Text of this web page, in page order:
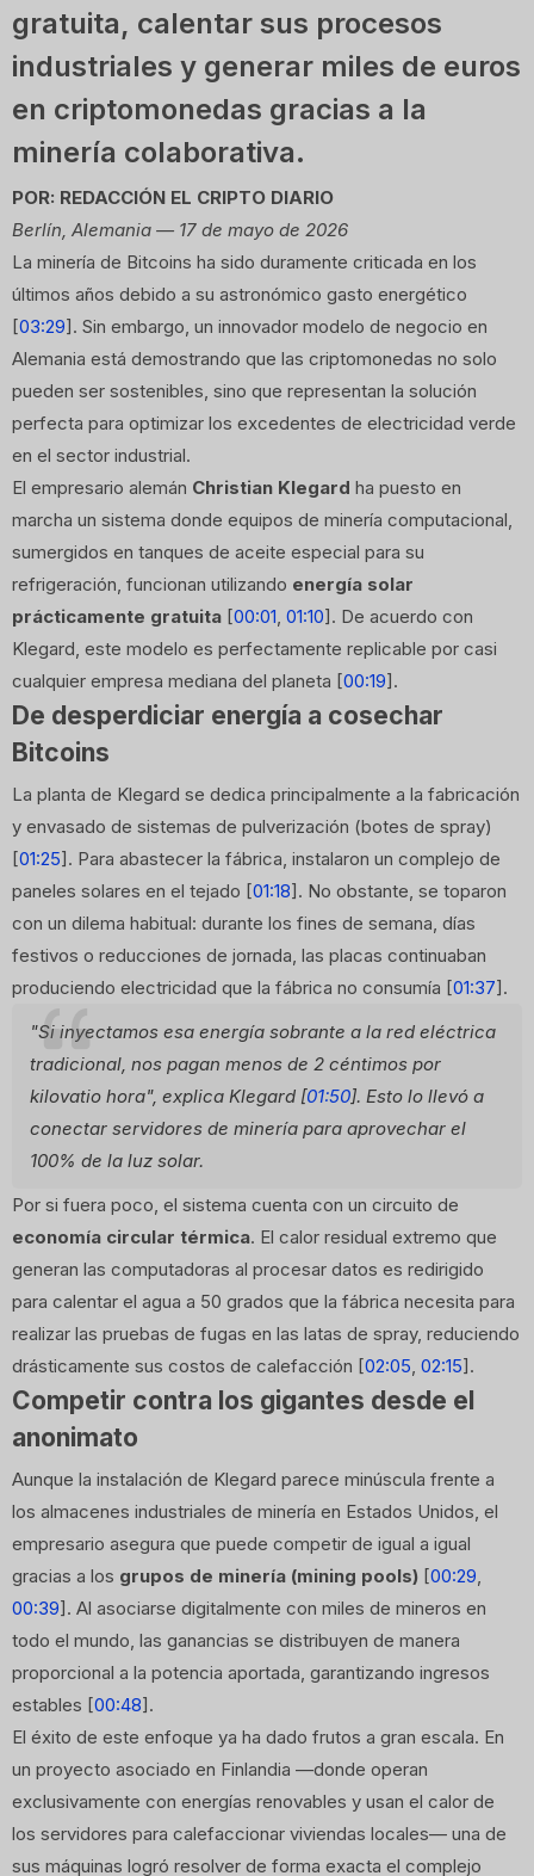
gratuita, calentar sus procesos
industriales y generar miles de euros
en criptomonedas gracias a la
minería colaborativa.
POR: REDACCIÓN EL CRIPTO DIARIO
Berlín, Alemania — 17 de mayo de 2026
La minería de Bitcoins ha sido duramente criticada en los
últimos años debido a su astronómico gasto energético
[03:29]. Sin embargo, un innovador modelo de negocio en
Alemania está demostrando que las criptomonedas no solo
pueden ser sostenibles, sino que representan la solución
perfecta para optimizar los excedentes de electricidad verde
en el sector industrial.
El empresario alemán Christian Klegard ha puesto en
marcha un sistema donde equipos de minería computacional,
sumergidos en tanques de aceite especial para su
refrigeración, funcionan utilizando energía solar
prácticamente gratuita [00:01, 01:10]. De acuerdo con
Klegard, este modelo es perfectamente replicable por casi
cualquier empresa mediana del planeta [00:19].
De desperdiciar energía a cosechar
Bitcoins
La planta de Klegard se dedica principalmente a la fabricación
y envasado de sistemas de pulverización (botes de spray)
[01:25]. Para abastecer la fábrica, instalaron un complejo de
paneles solares en el tejado [01:18]. No obstante, se toparon
con un dilema habitual: durante los fines de semana, días
festivos o reducciones de jornada, las placas continuaban
produciendo electricidad que la fábrica no consumía [01:37].
"Si inyectamos esa energía sobrante a la red eléctrica
tradicional, nos pagan menos de 2 céntimos por
kilovatio hora", explica Klegard [01:50]. Esto lo llevó a
conectar servidores de minería para aprovechar el
100% de la luz solar.
Por si fuera poco, el sistema cuenta con un circuito de
economía circular térmica. El calor residual extremo que
generan las computadoras al procesar datos es redirigido
para calentar el agua a 50 grados que la fábrica necesita para
realizar las pruebas de fugas en las latas de spray, reduciendo
drásticamente sus costos de calefacción [02:05, 02:15].
Competir contra los gigantes desde el
anonimato
Aunque la instalación de Klegard parece minúscula frente a
los almacenes industriales de minería en Estados Unidos, el
empresario asegura que puede competir de igual a igual
gracias a los grupos de minería (mining pools) [00:29,
00:39]. Al asociarse digitalmente con miles de mineros en
todo el mundo, las ganancias se distribuyen de manera
proporcional a la potencia aportada, garantizando ingresos
estables [00:48].
El éxito de este enfoque ya ha dado frutos a gran escala. En
un proyecto asociado en Finlandia —donde operan
exclusivamente con energías renovables y usan el calor de
los servidores para calefaccionar viviendas locales— una de
sus máquinas logró resolver de forma exacta el complejo